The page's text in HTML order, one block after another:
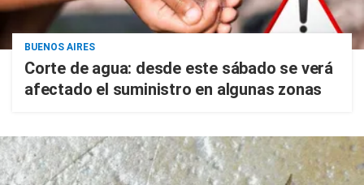
BUENOS AIRES
Corte de agua: desde este sábado se verá
afectado el suministro en algunas zonas